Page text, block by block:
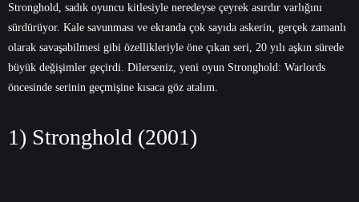
Stronghold, sadık oyuncu kitlesiyle neredeyse çeyrek asırdır varlığını
sürdürüyor. Kale savunması ve ekranda çok sayıda askerin, gerçek zamanlı
olarak savaşabilmesi gibi özellikleriyle öne çıkan seri, 20 yılı aşkın sürede
büyük değişimler geçirdi. Dilerseniz, yeni oyun Stronghold: Warlords
öncesinde serinin geçmişine kısaca göz atalım.
1) Stronghold (2001)